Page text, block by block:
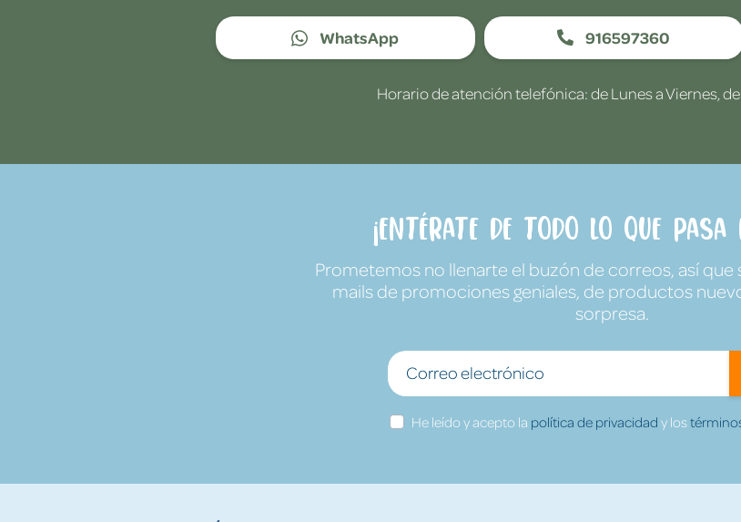
WhatsApp 916597360
Horario de atención telefónica: de Lunes a Viernes,
¡Entérate de todo lo que pasa
Prometemos no llenarte el buzón de correos, así que
mails de promociones geniales, de productos
sorpresa.
He leído y acepto la política de privacidad y los